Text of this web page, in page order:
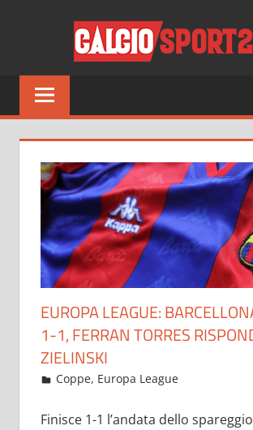
Tutto
sul
del
solo
EUROPA LEAGUE:
1-1, FERRAN TORRES
ZIELINSKI
Febbraio 18, 2022
admin
Coppe, Europa League
Finisce 1-1 l’andata dello